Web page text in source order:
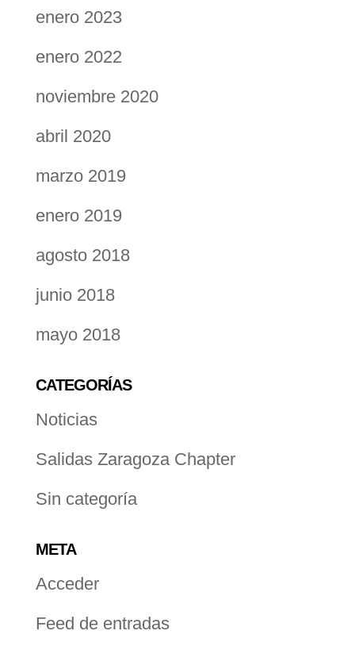
enero 2023
enero 2022
noviembre 2020
abril 2020
marzo 2019
enero 2019
agosto 2018
junio 2018
mayo 2018
CATEGORÍAS
Noticias
Salidas Zaragoza Chapter
Sin categoría
META
Acceder
Feed de entradas